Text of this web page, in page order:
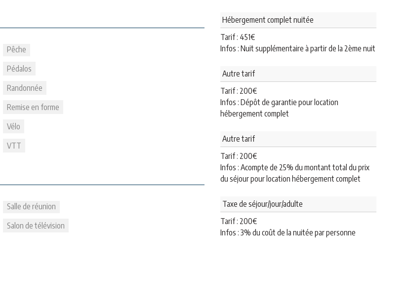
Pêche
Pédalos
Randonnée
Remise en forme
Vélo
VTT
Salle de réunion
Salon de télévision
Hébergement complet nuitée
Tarif : 451€
Infos : Nuit supplémentaire à partir de la 2ème nuit
Autre tarif
Tarif : 200€
Infos : Dépôt de garantie pour location
hébergement complet
Autre tarif
Tarif : 200€
Infos : Acompte de 25% du montant total du prix
du séjour pour location hébergement complet
Taxe de séjour/jour/adulte
Tarif : 200€
Infos : 3% du coût de la nuitée par personne